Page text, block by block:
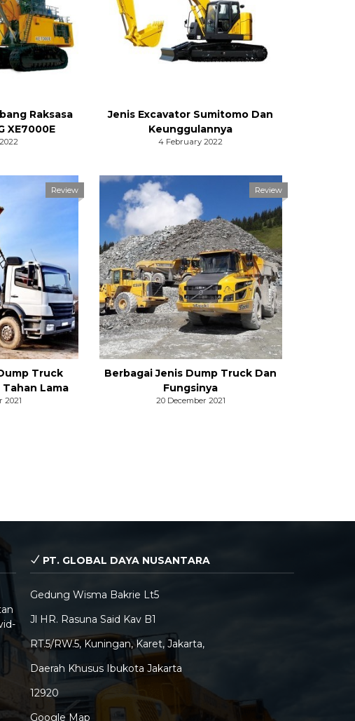
Raksasa
XE7000E
Jenis Excavator Sumitomo Dan
Keunggulannya
4 February 2022
Review
Truck
Lama
2021
Review
Berbagai Jenis Dump Truck Dan
Fungsinya
20 December 2021
PT. GLOBAL DAYA NUSANTARA
Gedung Wisma Bakrie Lt5
Jl HR. Rasuna Said Kav B1
RT.5/RW.5, Kuningan, Karet, Jakarta,
Daerah Khusus Ibukota Jakarta
12920
Google Map